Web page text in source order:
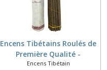
Encens Tibétains Roulés de
Première Qualité -
Harmonie
Encens Tibétain